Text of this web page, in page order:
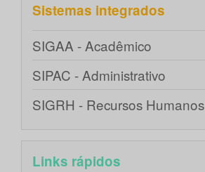
Sistemas integrados
SIGAA - Acadêmico
SIPAC - Administrativo
SIGRH - Recursos Humanos
Links rápidos